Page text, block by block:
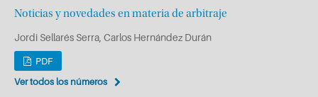
Noticias y novedades en materia de arbitraje
Jordi Sellarés Serra, Carlos Hernández Durán
PDF
Ver todos los números